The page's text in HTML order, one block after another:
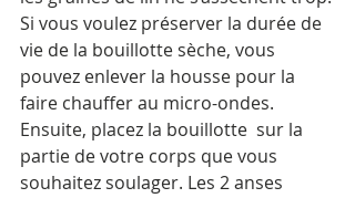
Si vous voulez préserver la durée de
vie de la bouillotte sèche, vous
pouvez enlever la housse pour la
faire chauffer au micro-ondes.
Ensuite, placez la bouillotte  sur la
partie de votre corps que vous
souhaitez soulager. Les 2 anses